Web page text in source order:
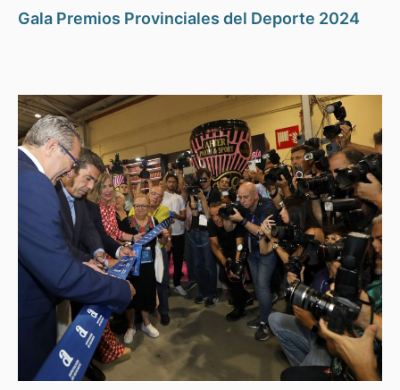
Gala Premios Provinciales del Deporte 2024